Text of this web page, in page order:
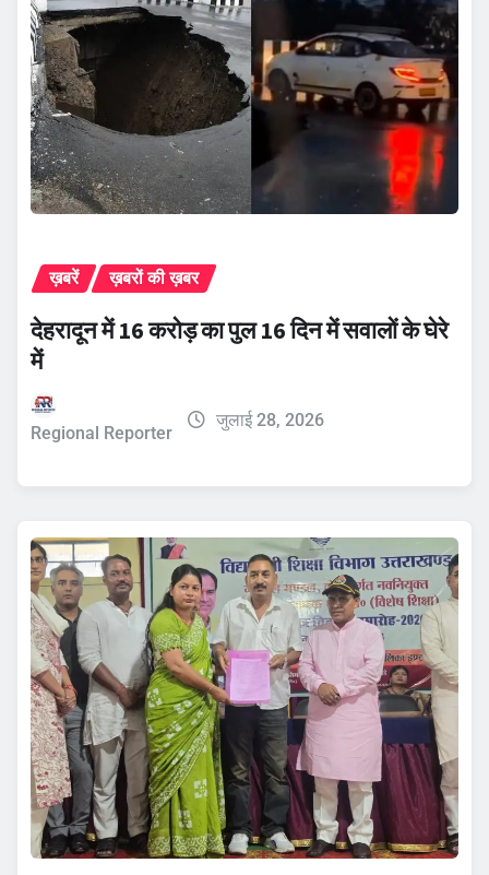
ख़बरें ख़बरों की ख़बर
देहरादून में 16 करोड़ का पुल 16 दिन में सवालों के घेरे
में
Regional Reporter
जुलाई 28, 2026